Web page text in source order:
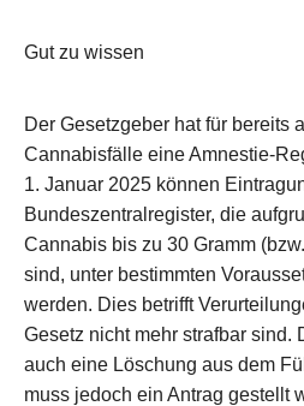
Gut zu wissen
Der Gesetzgeber hat für bereits
Cannabisfälle eine Amnestie-
1. Januar 2025 können
Bundeszentralregister, die
Cannabis bis zu 30 Gramm
sind, unter bestimmten
werden. Dies betrifft
Gesetz nicht mehr strafbar sind.
auch eine Löschung aus dem
muss jedoch ein Antrag gestellt